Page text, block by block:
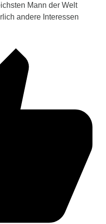
Mann der Welt
andere Interessen